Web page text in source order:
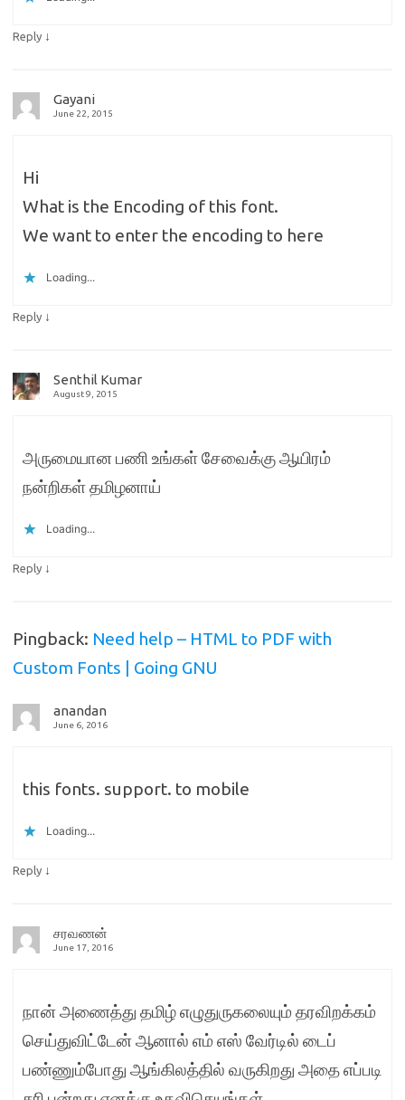
Reply ↓
Gayani
June 22, 2015
Hi
What is the Encoding of this font.
We want to enter the encoding to here
Loading...
Reply ↓
Senthil Kumar
August 9, 2015
அருமையான பணி உங்கள் சேவைக்கு ஆயிரம்
நன்றிகள் தமிழனாய்
Loading...
Reply ↓
Pingback: Need help – HTML to PDF with
Custom Fonts | Going GNU
anandan
June 6, 2016
this fonts. support. to mobile
Loading...
Reply ↓
சரவணன்
June 17, 2016
நான் அணைத்து தமிழ் எழுதுருகலையும் தரவிறக்கம்
செய்துவிட்டேன் ஆனால் எம் எஸ் வேர்டில் டைப்
பண்ணும்போது ஆங்கிலத்தில் வருகிறது அதை எப்படி